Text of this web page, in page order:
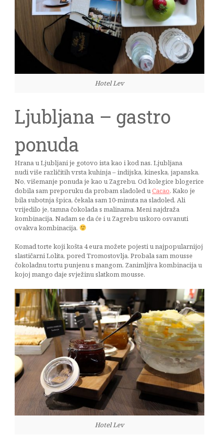
Hotel Lev
Ljubljana – gastro
ponuda
Hrana u Ljubljani je gotovo ista kao i kod nas. Ljubljana
nudi više različitih vrsta kuhinja – indijska, kineska, japanska.
No, višemanje ponuda je kao u Zagrebu. Od kolegice blogerice
dobila sam preporuku da probam sladoled uCacao. Kako je
bila subotnja špica, čekala sam 10-minuta na sladoled. Ali
vrijedilo je, tamna čokolada s malinama. Meni najdraža
kombinacija. Nadam se da će i u Zagrebu uskoro osvanuti
ovakva kombinacija.
Komad torte koji košta 4 eura možete pojesti u najpopularnijoj
slastičarni Lolita, pored Tromostovlja. Probala sam mousse
čokoladnu tortu punjenu s mangom. Zanimljiva kombinacija u
kojoj mango daje svježinu slatkom mousse.
Hotel Lev